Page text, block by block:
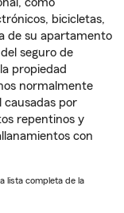
bicicletas,
de su apartamento
seguro de
propiedad
normalmente
causadas por
repentinos y
con
lista completa de la